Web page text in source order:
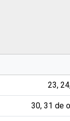
23,
30, 31 de